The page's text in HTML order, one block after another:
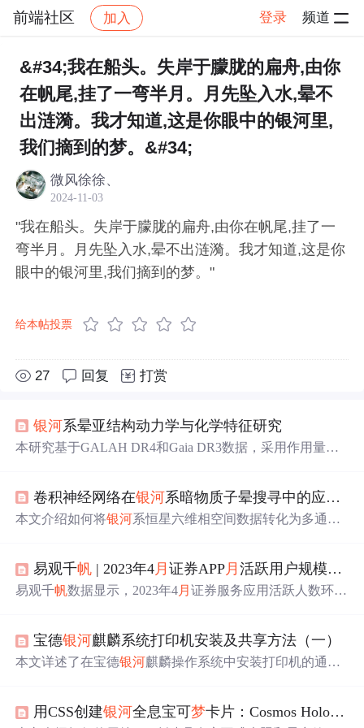
前端社区 加入 登录 频道
社区 前端社区 感慨 帖子详情
&#34;我在船头。失岸于朦胧的扁舟,由你
在帆尾,挂了一弯半月。月先坠入水,晕不
出涟漪。我才知道,这是你眼中的银河里,
我们摘到的梦。&#34;
微风徐徐、
2024-11-03
"我在船头。失岸于朦胧的扁舟,由你在帆尾,挂了一
弯半月。月先坠入水,晕不出涟漪。我才知道,这是你
眼中的银河里,我们摘到的梦。"
给本帖投票
27 回复 打赏
银河系晕亚结构动力学与化学特征研究
本研究基于GALAH DR4和Gaia DR3数据，采用作用量空
过化学-动力学联合分析揭示各结构的金属丰度分布、α/Fe
比值、r/s-过程元素特征及污染水平，证实其吸积起源并约
卷积神经网络在银河系暗物质子晕搜寻中的应用与实现
本文介绍如何将银河系恒星六维相空间数据转化为多通道
法基于盖亚卫星高精度天体测量数据，通过模拟生成带标
签的训练样本，采用二元交叉熵损失与类别加权策略应对
备处理连续质量函数的能力，为真实巡天数据分析提供可
行框架。
易观千帆 | 2023年4月证券APP月活跃用户规模盘点
易观千帆数据显示，2023年4月证券服务应用活跃人数环比
通达信环比增长。部分APP进行了版本迭代，如国泰君安
君弘、中信证券信e投等。
宝德银河麒麟系统打印机安装及共享方法（一）
本文详述了在宝德银河麒麟操作系统中安装打印机的通用
支持问题的方法。教程适用于 银河麒麟V10(SP1)的ARM64
用CSS创建银河全息宝可梦卡片：Cosmos Holo技术完全指南